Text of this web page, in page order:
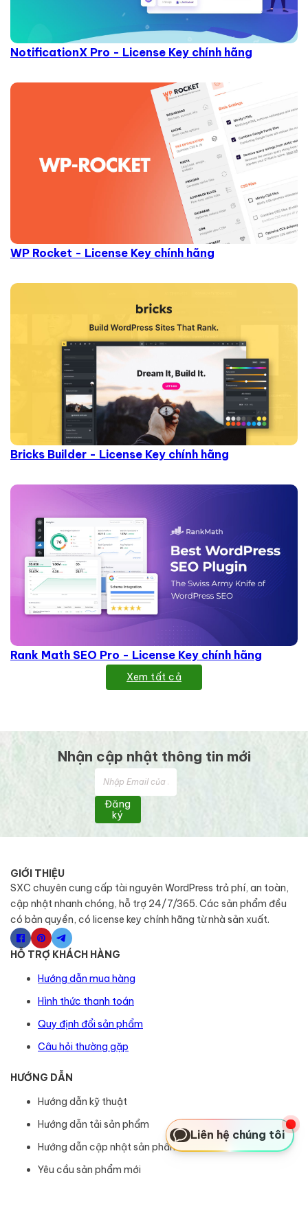
NotificationX Pro - License Key chính hãng
WP Rocket - License Key chính hãng
Bricks Builder - License Key chính hãng
Rank Math SEO Pro - License Key chính hãng
Xem tất cả
Nhận cập nhật thông tin mới
Đăng
ký
GIỚI THIỆU
SXC chuyên cung cấp tài nguyên WordPress trả phí, an toàn,
cập nhật nhanh chóng, hỗ trợ 24/7/365. Các sản phẩm đều
có bản quyền, có license key chính hãng từ nhà sản xuất.
HỖ TRỢ KHÁCH HÀNG
Hướng dẫn mua hàng
Hình thức thanh toán
Quy định đổi sản phẩm
Câu hỏi thường gặp
HƯỚNG DẪN
Hướng dẫn kỹ thuật
Hướng dẫn tải sản phẩm
Hướng dẫn cập nhật sản phẩm
Yêu cầu sản phẩm mới
Liên hệ chúng tôi